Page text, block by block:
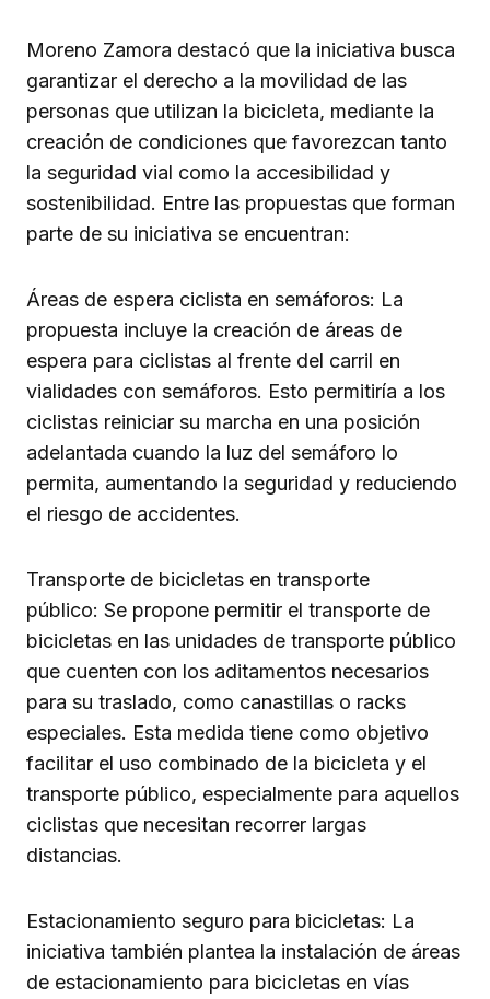
Moreno Zamora destacó que la iniciativa busca
garantizar el derecho a la movilidad de las
personas que utilizan la bicicleta, mediante la
creación de condiciones que favorezcan tanto
la seguridad vial como la accesibilidad y
sostenibilidad. Entre las propuestas que forman
parte de su iniciativa se encuentran:
Áreas de espera ciclista en semáforos: La
propuesta incluye la creación de áreas de
espera para ciclistas al frente del carril en
vialidades con semáforos. Esto permitiría a los
ciclistas reiniciar su marcha en una posición
adelantada cuando la luz del semáforo lo
permita, aumentando la seguridad y reduciendo
el riesgo de accidentes.
Transporte de bicicletas en transporte
público: Se propone permitir el transporte de
bicicletas en las unidades de transporte público
que cuenten con los aditamentos necesarios
para su traslado, como canastillas o racks
especiales. Esta medida tiene como objetivo
facilitar el uso combinado de la bicicleta y el
transporte público, especialmente para aquellos
ciclistas que necesitan recorrer largas
distancias.
Estacionamiento seguro para bicicletas: La
iniciativa también plantea la instalación de áreas
de estacionamiento para bicicletas en vías